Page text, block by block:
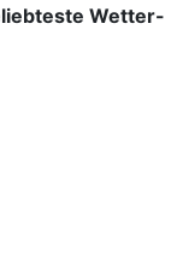
Wetter-